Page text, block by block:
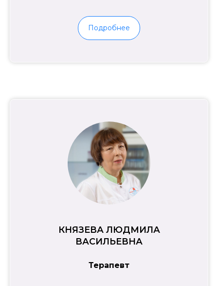
Подробнее
КНЯЗЕВА ЛЮДМИЛА
ВАСИЛЬЕВНА
Терапевт